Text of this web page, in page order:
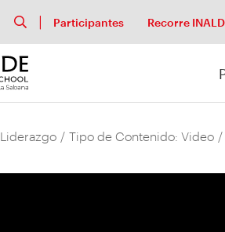
Participantes Recorre
Liderazgo / Tipo de Contenido: Video /